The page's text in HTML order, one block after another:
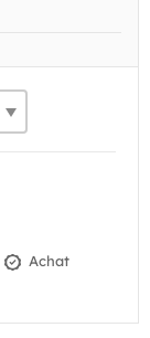
Achat